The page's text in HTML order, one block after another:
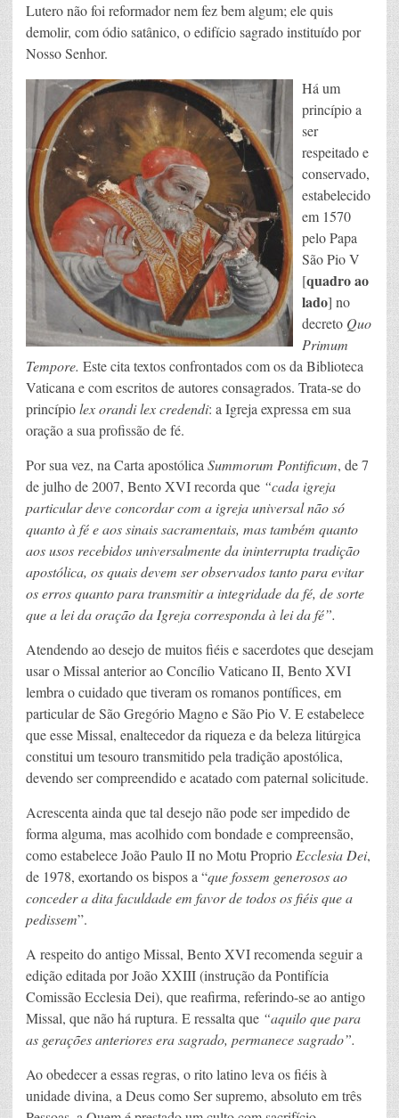
Lutero não foi reformador nem fez bem algum; ele quis
demolir, com ódio satânico, o edifício sagrado instituído por
Nosso Senhor.
Há um
princípio a
ser
respeitado e
conservado,
estabelecido
em 1570
pelo Papa
São Pio V
[quadro ao
lado] no
decreto Quo
Primum
Tempore. Este cita textos confrontados com os da Biblioteca
Vaticana e com escritos de autores consagrados. Trata-se do
princípiolex orandi lex credendi: a Igreja expressa em sua
oração a sua profissão de fé.
Por sua vez, na Carta apostólica Summorum Pontificum, de 7
de julho de 2007, Bento XVI recorda que “cada igreja
particular deve concordar com a igreja universal não só
quanto à fé e aos sinais sacramentais, mas também quanto
aos usos recebidos universalmente da ininterrupta tradição
apostólica, os quais devem ser observados tanto para evitar
os erros quanto para transmitir a integridade da fé, de sorte
que a lei da oração da Igreja corresponda à lei da fé”.
Atendendo ao desejo de muitos fiéis e sacerdotes que desejam
usar o Missal anterior ao Concílio Vaticano II, Bento XVI
lembra o cuidado que tiveram os romanos pontífices, em
particular de São Gregório Magno e São Pio V. E estabelece
que esse Missal, enaltecedor da riqueza e da beleza litúrgica
constitui um tesouro transmitido pela tradição apostólica,
devendo ser compreendido e acatado com paternal solicitude.
Acrescenta ainda que tal desejo não pode ser impedido de
forma alguma, mas acolhido com bondade e compreensão,
como estabelece João Paulo II no Motu Proprio Ecclesia Dei,
de 1978, exortando os bispos a “que fossem generosos ao
conceder a dita faculdade em favor de todos os fiéis que a
pedissem”.
A respeito do antigo Missal, Bento XVI recomenda seguir a
edição editada por João XXIII (instrução da Pontifícia
Comissão Ecclesia Dei), que reafirma, referindo-se ao antigo
Missal, que não há ruptura. E ressalta que “aquilo que para
as gerações anteriores era sagrado, permanece sagrado”.
Ao obedecer a essas regras, o rito latino leva os fiéis à
unidade divina, a Deus como Ser supremo, absoluto em três